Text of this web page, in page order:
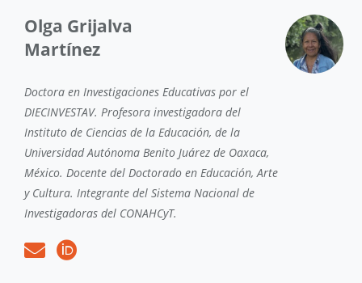
Olga Grijalva
Martínez
Doctora en Investigaciones Educativas por el
DIECINVESTAV. Profesora investigadora del
Instituto de Ciencias de la Educación, de la
Universidad Autónoma Benito Juárez de Oaxaca,
México. Docente del Doctorado en Educación, Arte
y Cultura. Integrante del Sistema Nacional de
Investigadoras del CONAHCyT.